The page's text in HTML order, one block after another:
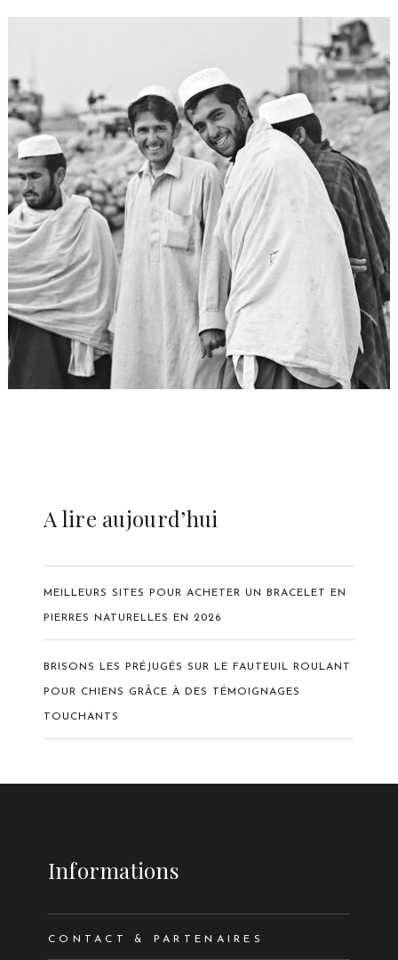
A lire aujourd’hui
MEILLEURS SITES POUR ACHETER UN BRACELET EN
PIERRES NATURELLES EN 2026
BRISONS LES PRÉJUGÉS SUR LE FAUTEUIL ROULANT
POUR CHIENS GRÂCE À DES TÉMOIGNAGES
TOUCHANTS
Informations
CONTACT & PARTENAIRES